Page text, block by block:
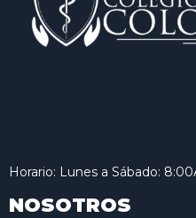
Horario: Lunes a Sábado:
NOSOTROS